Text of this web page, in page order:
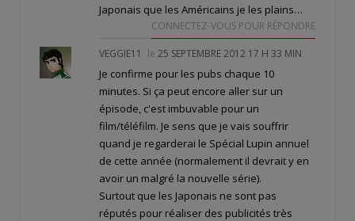
Japonais que les Américains je les plains…
CONNECTEZ-VOUS POUR RÉPONDRE
VEGGIE11 le 25 SEPTEMBRE 2012 17 H 33 MIN
Je confirme pour les pubs chaque 10
minutes. Si ça peut encore aller sur un
épisode, c'est imbuvable pour un
film/téléfilm. Je sens que je vais souffrir
quand je regarderai le Spécial Lupin annuel
de cette année (normalement il devrait y en
avoir un malgré la nouvelle série).
Surtout que les Japonais ne sont pas
réputés pour réaliser des publicités très